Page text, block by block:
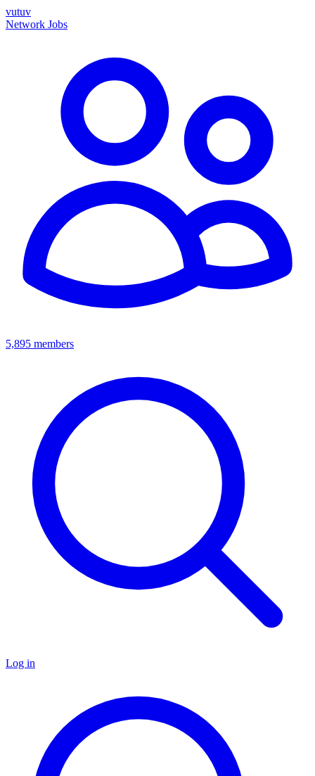
vutuv
Network Jobs
5,895 members
Log in